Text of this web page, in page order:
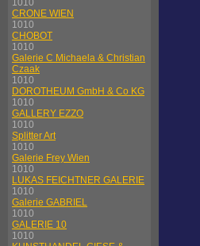
1010
CRONE WIEN
1010
CHOBOT
1010
Galerie C Michaela & Christian
Czaak
1010
DOROTHEUM GmbH & Co KG
1010
GALLERY EZZO
1010
Splitter Art
1010
Galerie Frey Wien
1010
LUKAS FEICHTNER GALERIE
1010
Galerie GABRIEL
1010
GALERIE 10
1010